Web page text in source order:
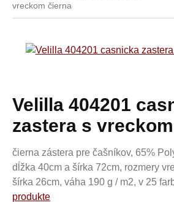
vreckom čierna
Velilla 404201
zastera s
čierna zástera pre čašníkov, 65%
dĺžka 40cm a šírka 72cm, rozmery
šírka 26cm, váha 190 g / m2, v 25
produkte